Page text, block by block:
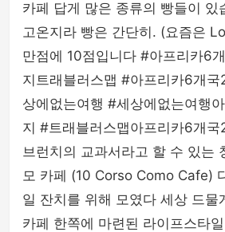
카페 답게 많은 종류의 빵들이 있
고온지라 빵은 간단히. (요즘은
만점에 10점입니다 #아프리카6
지트래블러스맵 #아프리카6개국
상에없는여행 #세상에없는여행
지 #트래블러스맵아프리카6개
브런치의 교과서라고 할 수 있는
모 카페 (10 Corso Como Cafe)
일 잔치를 위해 모였다 세상 드물
카페 한쪽에 마련된 라이프스타